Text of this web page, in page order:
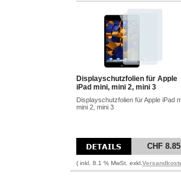
Displayschutzfolien für Apple
iPad mini, mini 2, mini 3
Displayschutzfolien für Apple iPad
mini 2, mini 3
CHF 8.85
( inkl. 8.1 % MwSt. exkl.